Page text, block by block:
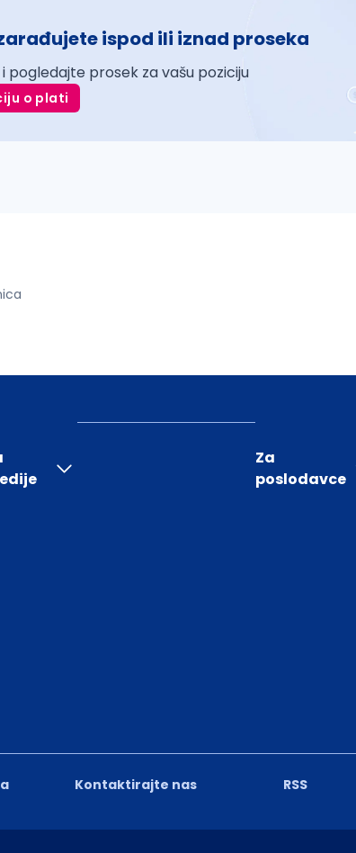
ispod ili iznad proseka
pogledajte prosek za vašu poziciju
o plati
Kontaktirajte nas RSS
Za
poslodavce